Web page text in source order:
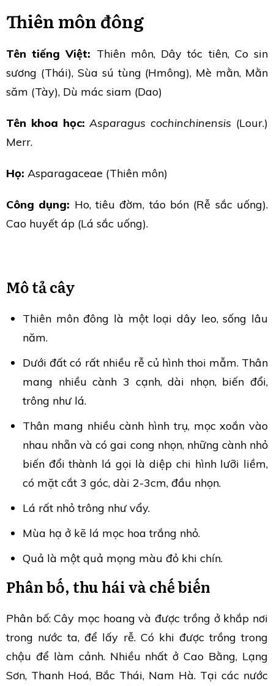
Thiên môn đông
Tên tiếng Việt: Thiên môn, Dây tóc tiên, Co sin
sương (Thái), Sùa sú tùng (Hmông), Mè mằn, Mằn
săm (Tày), Dù mác siam (Dao)
Tên khoa học: Asparagus cochinchinensis (Lour.)
Merr.
Họ: Asparagaceae (Thiên môn)
Công dụng: Ho, tiêu đờm, táo bón (Rễ sắc uống).
Cao huyết áp (Lá sắc uống).
Mô tả cây
Thiên môn đông là một loại dây leo, sống lâu
năm.
Dưới đất có rất nhiều rễ củ hình thoi mẫm. Thân
mang nhiều cành 3 cạnh, dài nhọn, biến đổi,
trông như lá.
Thân mang nhiều cành hình trụ, mọc xoắn vào
nhau nhẵn và có gai cong nhọn, những cành nhỏ
biến đổi thành lá gọi là diệp chi hình lưỡi liềm,
có mặt cắt 3 góc, dài 2-3cm, đầu nhọn.
Lá rất nhỏ trông như vẩy.
Mùa hạ ở kẽ lá mọc hoa trắng nhỏ.
Quả là một quả mọng màu đỏ khi chín.
Phân bố, thu hái và chế biến
Phân bố: Cây mọc hoang và được trồng ở khắp nơi
trong nước ta, để lấy rễ. Có khi được trồng trong
chậu để làm cảnh. Nhiều nhất ở Cao Bằng, Lạng
Sơn, Thanh Hoá, Bắc Thái, Nam Hà. Tại các nước